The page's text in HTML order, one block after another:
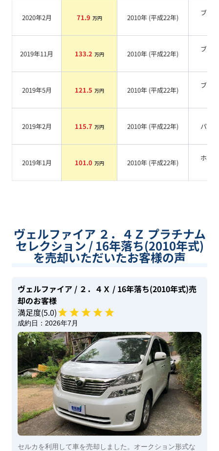
2020年2月 71.9 万円 2010年 (平成22年)
ブラ
2019年11月 133.2 万円 2010年 (平成22年)
ブラ
2019年5月 121.5 万円 2010年 (平成22年)
ブラ
2019年2月 115.7 万円 2010年 (平成22年) パール
2019年1月 101.0 万円 2010年 (平成22年)
ホワ
ヴェルファイア ２．４Ｚ プラチナム
セレクション / 16年落ち(2010年式)
を売却いただいたお客様の声
ヴェルファイア / ２．４Ｘ / 16年落ち(2010年式)売
却のお客様
満足度(5.0)
成約日： 2026年7月
セルカを利用して車を売却しました。オークション形式な